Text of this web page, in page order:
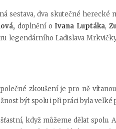
sestava, dva skutečné herecké
doplnění o Ivana Luptáka,
legendárního Ladislava
zkoušení je pro ně
být spolu i při práci byla velké
když můžeme dělat spolu.